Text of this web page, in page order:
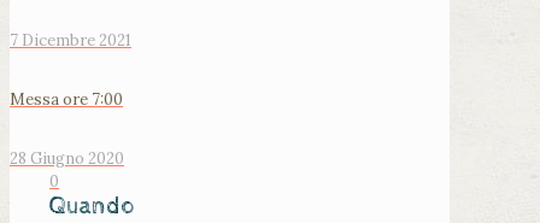
7 Dicembre 2021
Messa ore 7:00
28 Giugno 2020
0
Quando